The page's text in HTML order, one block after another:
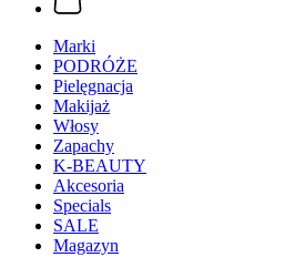
Marki
PODRÓŻE
Pielęgnacja
Makijaż
Włosy
Zapachy
K-BEAUTY
Akcesoria
Specials
SALE
Magazyn